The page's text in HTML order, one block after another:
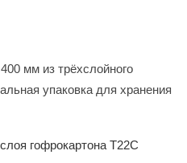
мм из трёхслойного
упаковка для хранения
гофрокартона Т22С